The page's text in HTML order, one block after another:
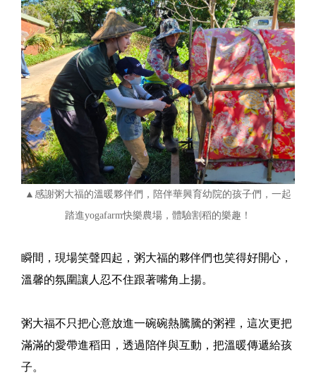
▲感謝粥大福的溫暖夥伴們，陪伴華興育幼院的孩子們，一起
踏進yogafarm快樂農場，體驗割稻的樂趣！
瞬間，現場笑聲四起，粥大福的夥伴們也笑得好開心，
溫馨的氛圍讓人忍不住跟著嘴角上揚。
粥大福不只把心意放進一碗碗熱騰騰的粥裡，這次更把
滿滿的愛帶進稻田，透過陪伴與互動，把溫暖傳遞給孩
子。